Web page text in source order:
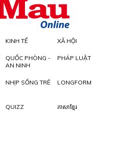
KINH TẾ XÃ HỘI
QUỐC PHÒNG -
AN NINH
PHÁP LUẬT
NHỊP SỐNG TRẺ LONGFORM
QUIZZ ភាសាខ្មែរ